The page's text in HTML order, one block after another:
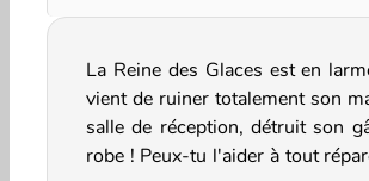
La Reine des Glaces est en
vient de ruiner totalement son
salle de réception, détruit son
robe ! Peux-tu l'aider à tout
invités dans ce jeu de